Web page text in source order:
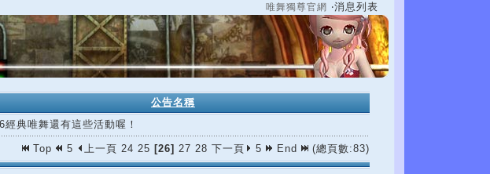
唯舞獨尊官網 ‧消息列表
公告名稱
經典唯舞還有這些活動喔！
Top 5 上一頁 24 25 [26] 27 28 下一頁 5 End (總頁數:83)